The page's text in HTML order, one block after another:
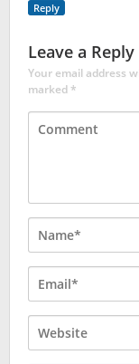
Reply
Leave a Reply
Your email address
marked*